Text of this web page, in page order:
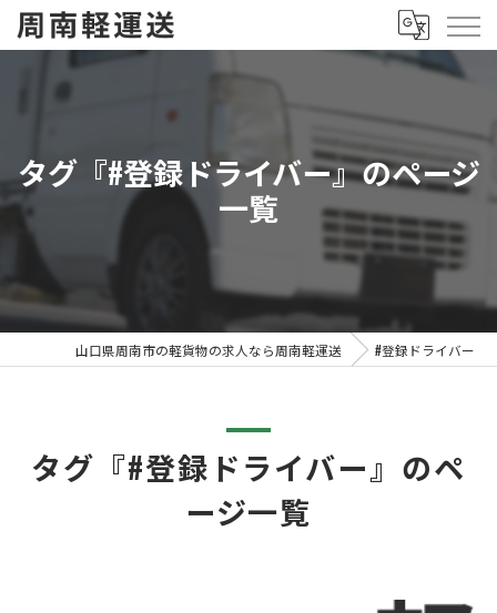
タグ『#登録ドライバー』のページ
一覧
山口県周南市の軽貨物の求人なら周南軽運送 #登録ドライバー
タグ『#登録ドライバー』のペ
ージ一覧